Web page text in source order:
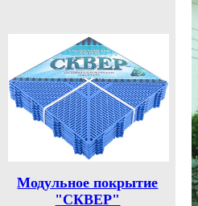
Модульное покрытие
"СКВЕР"